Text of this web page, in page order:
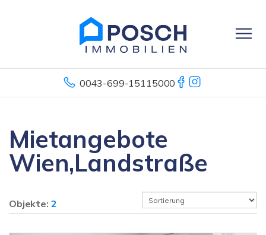
0043-699-15115000
Mietangebote
Wien,Landstraße
Objekte: 2